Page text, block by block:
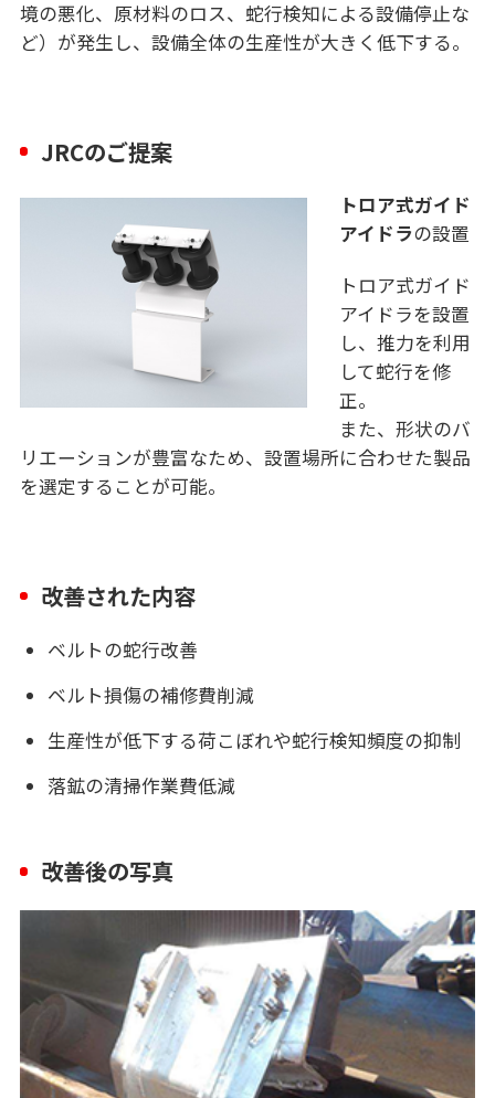
境の悪化、原材料のロス、蛇行検知による設備停止な
ど）が発生し、設備全体の生産性が大きく低下する。
JRCのご提案
トロア式ガイド
アイドラの設置
トロア式ガイド
アイドラを設置
し、推力を利用
して蛇行を修
正。
また、形状のバ
リエーションが豊富なため、設置場所に合わせた製品
を選定することが可能。
改善された内容
ベルトの蛇行改善
ベルト損傷の補修費削減
生産性が低下する荷こぼれや蛇行検知頻度の抑制
落鉱の清掃作業費低減
改善後の写真